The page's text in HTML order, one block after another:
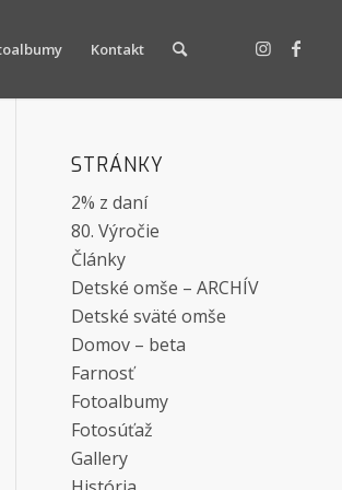
Kontakt
STRÁNKY
2% z daní
80. Výročie
Články
Detské omše – ARCHÍV
Detské sväté omše
Domov – beta
Farnosť
Fotoalbumy
Fotosúťaž
Gallery